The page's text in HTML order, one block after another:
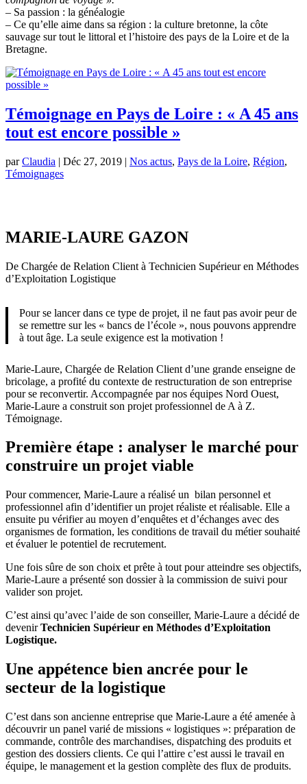
– Sa passion : la généalogie
– Ce qu’elle aime dans sa région : la culture bretonne, la côte
sauvage sur tout le littoral et l’histoire des pays de la Loire et de la
Bretagne.
Témoignage en Pays de Loire : « A 45 ans
tout est encore possible »
parClaudia | Déc 27, 2019 | Nos actus, Pays de la Loire, Région,
Témoignages
MARIE-LAURE GAZON
De Chargée de Relation Client à Technicien Supérieur en Méthodes
d’Exploitation Logistique
Pour se lancer dans ce type de projet, il ne faut pas avoir peur de
se remettre sur les « bancs de l’école », nous pouvons apprendre
à tout âge. La seule exigence est la motivation !
Marie-Laure, Chargée de Relation Client d’une grande enseigne de
bricolage, a profité du contexte de restructuration de son entreprise
pour se reconvertir. Accompagnée par nos équipes Nord Ouest,
Marie-Laure a construit son projet professionnel de A à Z.
Témoignage.
Première étape : analyser le marché pour
construire un projet viable
Pour commencer, Marie-Laure a réalisé un bilan personnel et
professionnel afin d’identifier un projet réaliste et réalisable. Elle a
ensuite pu vérifier au moyen d’enquêtes et d’échanges avec des
organismes de formation, les conditions de travail du métier souhaité
et évaluer le potentiel de recrutement.
Une fois sûre de son choix et prête à tout pour atteindre ses objectifs,
Marie-Laure a présenté son dossier à la commission de suivi pour
valider son projet.
C’est ainsi qu’avec l’aide de son conseiller, Marie-Laure a décidé de
devenirTechnicien Supérieur en Méthodes d’Exploitation
Logistique.
Une appétence bien ancrée pour le
secteur de la logistique
C’est dans son ancienne entreprise que Marie-Laure a été amenée à
découvrir un panel varié de missions « logistiques »: préparation de
commande, contrôle des marchandises, dispatching des produits et
gestion des dossiers clients. Ce qui l’attire c’est aussi le travail en
équipe, le management et la gestion complète des flux de produits.